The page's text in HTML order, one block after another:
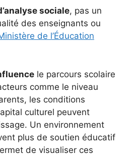
sociale, pas un
des enseignants ou
de l’Éducation
le parcours scolaire
comme le niveau
les conditions
culturel peuvent
Un environnement
plus de soutien éducatif
de visualiser ces